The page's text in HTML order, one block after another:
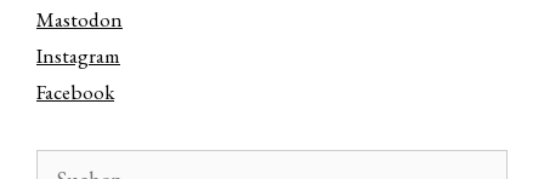
Mastodon
Instagram
Facebook